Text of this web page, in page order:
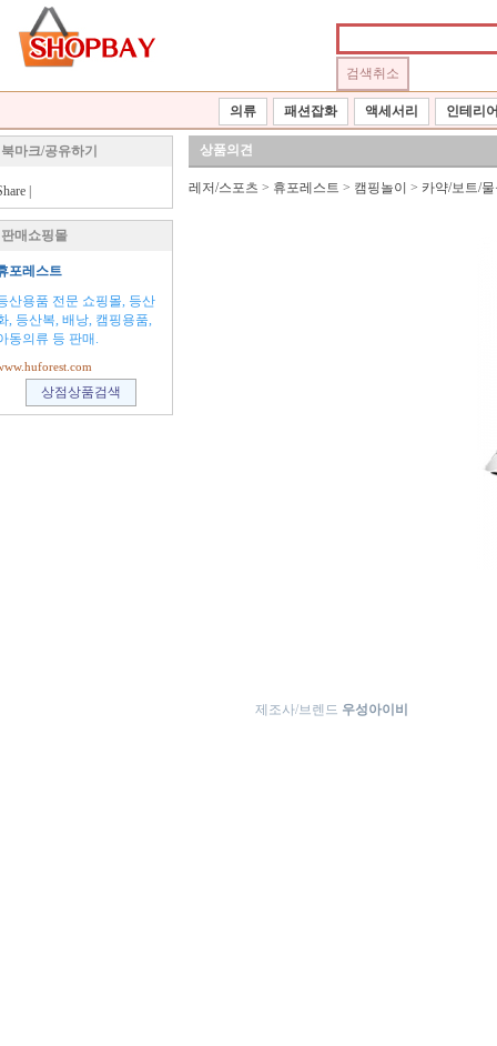
의류 패션잡화 액세서리 인테리
북마크/공유하기
판매쇼핑몰
포레스트
산용품 전문 쇼핑몰, 등산
, 등산복, 배낭, 캠핑용품,
동의류 등 판매.
상품의견
레저/스포츠 > 휴포레스트 > 캠핑놀이 > 카약/보트/
제조사/브렌드 우성아이비